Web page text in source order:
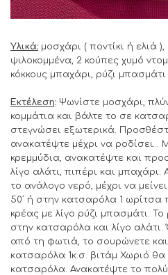
Υλικά: μοσχάρι ( ποντίκι ή ελιά
ψιλοκομμένα, 2 κούπες χυμό
κόκκους μπαχάρι, ρύζι μπασμάτι
Εκτέλεση: Ψωνίστε μοσχάρι,
κομμάτια και βάλτε το σε
στεγνώσει εξωτερικά.
ανακατέψτε μέχρι να ροδίσει…
κρεμμύδια, ανακατέψτε και
λίγο αλάτι, πιπέρι και
το ανάλογο νερό, μέχρι να
50΄ ή στην κατσαρόλα 1 ωρίτσα
κρέας με λίγο ρύζι μπασμάτι.
στην κατσαρόλα και λίγο
από τη φωτιά, το σουρώνετε
κατσαρόλα 1κ.σ. βιτάμ Χωριό
κατσαρόλα. Ανακατέψτε το πολύ